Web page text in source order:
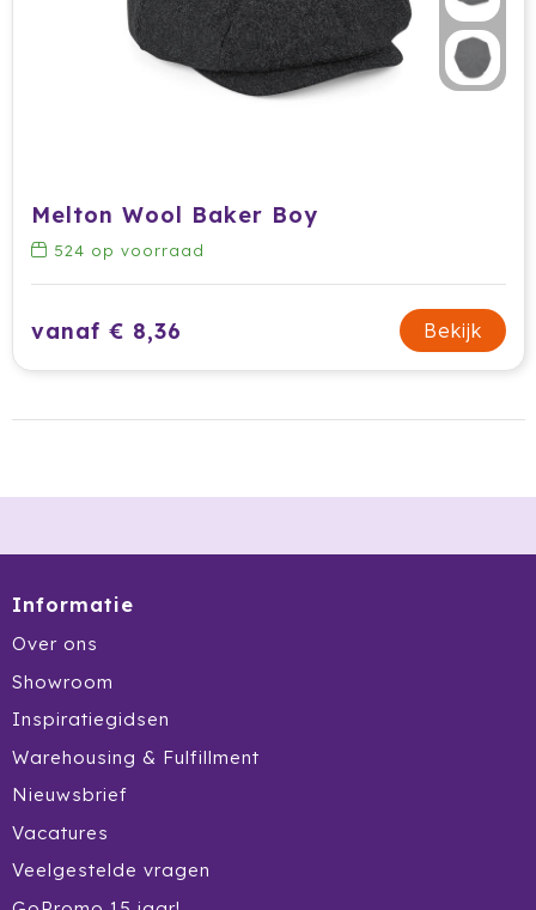
Melton Wool Baker Boy
524 op voorraad
vanaf € 8,36 Bekijk
Informatie
Over ons
Showroom
Inspiratiegidsen
Warehousing & Fulfillment
Nieuwsbrief
Vacatures
Veelgestelde vragen